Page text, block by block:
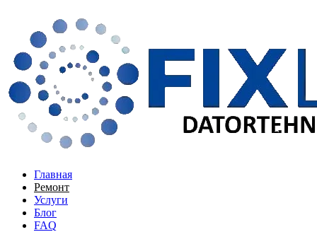
Главная
Ремонт
Услуги
Блог
FAQ